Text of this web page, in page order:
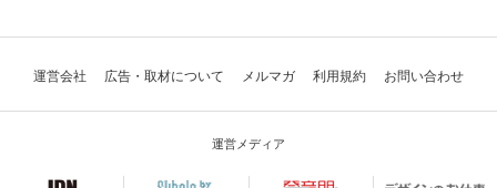
運営会社 広告・取材について メルマガ 利用規約 お問い合わせ
運営メディア